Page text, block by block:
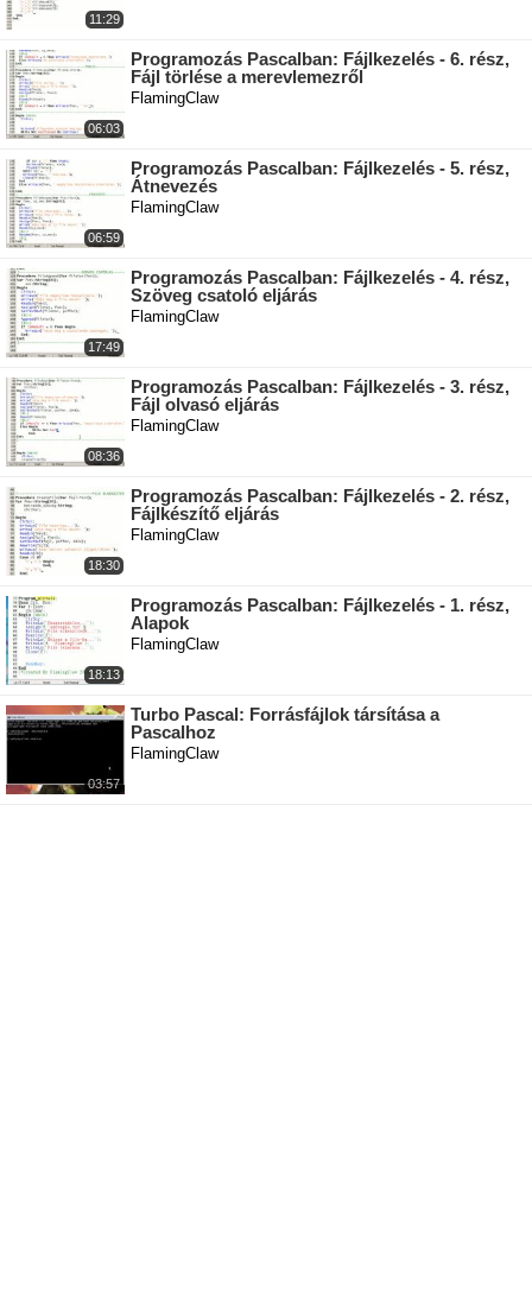
11:29
06:03
Programozás Pascalban: Fájlkezelés - 6. rész,
Fájl törlése a merevlemezről
FlamingClaw
06:59
Programozás Pascalban: Fájlkezelés - 5. rész,
Átnevezés
FlamingClaw
17:49
Programozás Pascalban: Fájlkezelés - 4. rész,
Szöveg csatoló eljárás
FlamingClaw
08:36
Programozás Pascalban: Fájlkezelés - 3. rész,
Fájl olvasó eljárás
FlamingClaw
18:30
Programozás Pascalban: Fájlkezelés - 2. rész,
Fájlkészítő eljárás
FlamingClaw
18:13
Programozás Pascalban: Fájlkezelés - 1. rész,
Alapok
FlamingClaw
03:57
Turbo Pascal: Forrásfájlok társítása a
Pascalhoz
FlamingClaw